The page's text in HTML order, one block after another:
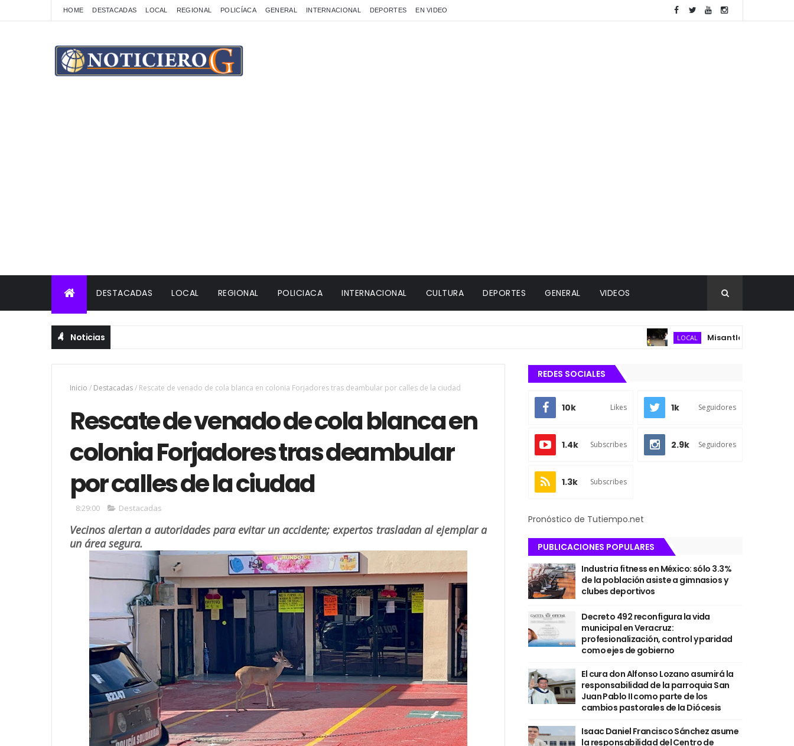
HOME DESTACADAS LOCAL REGIONAL POLICÍACA GENERAL INTERNACIONAL DEPORTES EN VIDEO
DESTACADAS LOCAL REGIONAL POLICIACA INTERNACIONAL CULTURA DEPORTES GENERAL VIDEOS
Noticias LOCAL Misantla fortalece
Inicio / Destacadas/ Rescate de venado de cola blanca en colonia Forjadores tras deambular por calles de la ciudad
Rescate de venado de cola blanca en
colonia Forjadores tras deambular
por calles de la ciudad
8:29:00 Destacadas
Vecinos alertan a autoridades para evitar un accidente; expertos trasladan al ejemplar a
un área segura.
REDES SOCIALES
10k Likes 1k Seguidores
1.4k Subscribes 2.9k Seguidores
1.3k Subscribes
Pronóstico de Tutiempo.net
PUBLICACIONES POPULARES
Industria fitness en México: sólo 3.3%
de la población asiste a gimnasios y
clubes deportivos
Decreto 492 reconfigura la vida
municipal en Veracruz:
profesionalización, control y paridad
como ejes de gobierno
El cura don Alfonso Lozano asumirá la
responsabilidad de la parroquia San
Juan Pablo II como parte de los
cambios pastorales de la Diócesis
Isaac Daniel Francisco Sánchez asume
la responsabilidad del Centro de